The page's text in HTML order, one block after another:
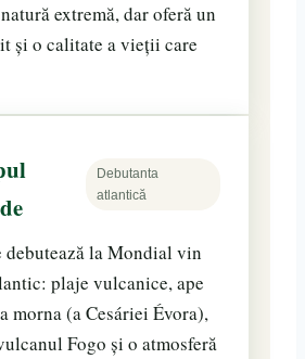
extremă, dar oferă un
și o calitate a vieții care
Debutanta
atlantică
debutează la Mondial vin
plaje vulcanice, ape
morna (a Cesáriei Évora),
Fogo și o atmosferă